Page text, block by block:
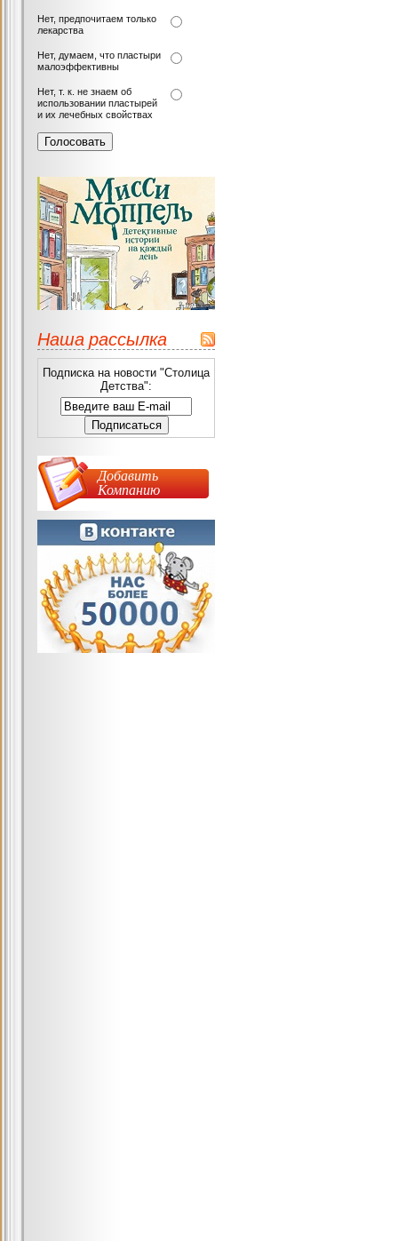
Нет, предпочитаем только
лекарства
Нет, думаем, что пластыри
малоэффективны
Нет, т. к. не знаем об
использовании пластырей
и их лечебных свойствах
Наша рассылка
Подписка на новости "Столица
Детства":
Добавить
Компанию